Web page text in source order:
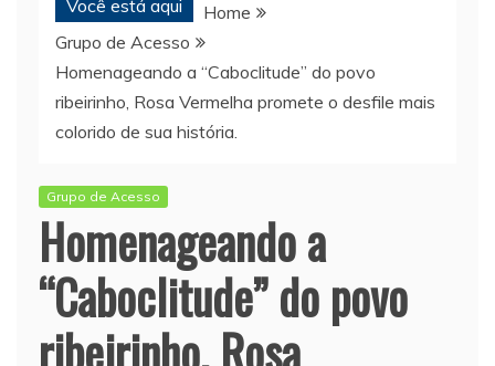
Você está aqui
Home
Grupo de Acesso
Homenageando a “Caboclitude” do povo
ribeirinho, Rosa Vermelha promete o desfile mais
colorido de sua história.
Grupo de Acesso
Homenageando a
“Caboclitude” do povo
ribeirinho, Rosa